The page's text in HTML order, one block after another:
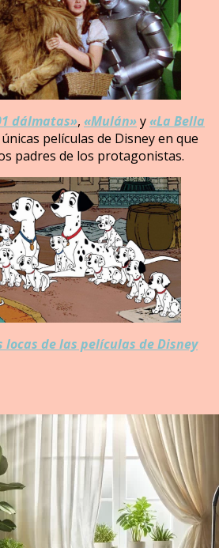
dálmatas», «Mulán»y«La Bella
películas de Disney en que
padres de los protagonistas.
locas de las películas de Disney